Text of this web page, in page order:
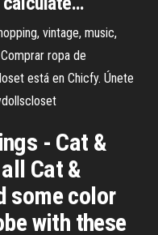
vintage, music,
Comprar ropa de
está en Chicfy. Únete
- Cat &
Cat &
some color
with these